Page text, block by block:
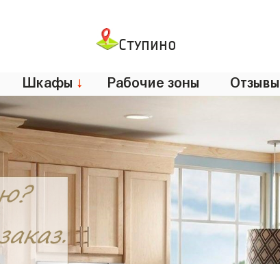
Ступино
Шкафы ↓ Рабочие зоны Отзывы